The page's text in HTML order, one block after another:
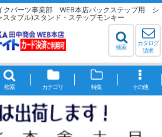
クパーツ事業部 WEB本店バックステップ用 シ
スタブル)スタンド・ステップモンキー
検索
カタログ
請求
検索 カテゴリ 特集 その他